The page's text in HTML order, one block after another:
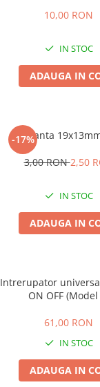
10,00 RON
IN STOC
ADAUGA IN
-17%
Siguranta
3,00 RON2,50
IN STOC
ADAUGA IN
Intrerupator
ON OFF (Model
61,00 RON
IN STOC
ADAUGA IN